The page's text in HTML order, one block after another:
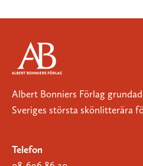
Albert Bonniers Förlag
Sveriges största skönlitterära
Telefon